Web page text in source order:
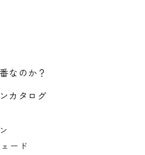
なのか？
カタログ
ード